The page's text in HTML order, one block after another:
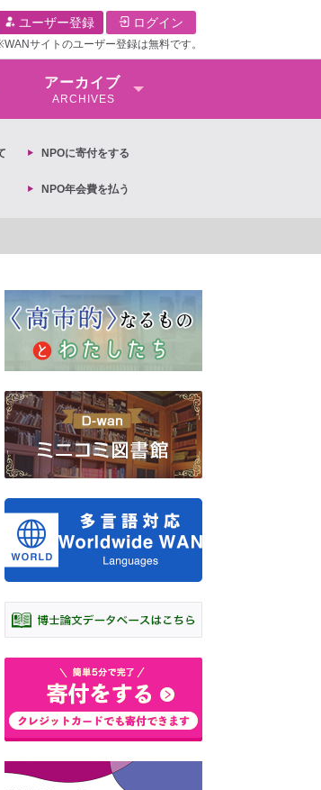
ユーザー登録 ログイン
サイトのユーザー登録は無料です。
アーカイブ
ARCHIVES
NPOに寄付をする
NPO年会費を払う